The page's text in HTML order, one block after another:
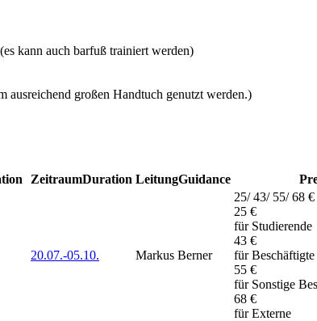
kann auch barfuß trainiert werden)
ausreichend großen Handtuch genutzt werden.)
ZeitraumDuration LeitungGuidance
20.07.-05.10. Markus Berner
25/ 43/ 55/ 68 €
25 €
für Studierende
43 €
für
55 €
für Sonstige
68 €
für Externe